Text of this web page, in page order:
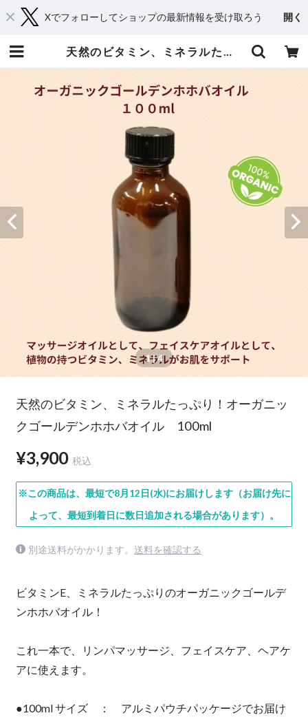
Xでフォローしてショップの最新情報を受け取ろう 開く
天然のビタミン、ミネラルたっぷり！オーガニックゴールデンホホバオイル 100ml | 京都からメディカルアロマとハーブであなたに癒しと笑顔をお届け・Shop 桂（kei）
1| 4
天然のビタミン、ミネラルたっぷり！オーガニッ
クゴールデンホホバオイル 100ml
¥3,900 税込
※この商品は、最短で8月12日(水)にお届けします（お届け先に
よって、最短到着日に数日追加される場合があります）。
別途送料がかかります。 送料を確認する
ビタミンE、ミネラルたっぷりのオーガニックゴールデ
ンホホバオイル！
これ一本で、リンパマッサージ、フェイスケア、ヘアケ
アに使えます。
●100ml サイズ ： アルミパウチパッケージでお届け